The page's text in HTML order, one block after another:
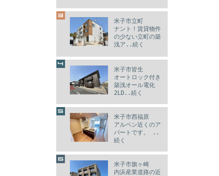
米子市立町
ナント！賃貸物件
の少ない立町の築
浅ア..続く
米子市皆生
オートロック付き
築浅オール電化
2LD..続く
米子市西福原
アルペン近くのア
パートです。 ..
続く
米子市旗ヶ崎
内浜産業道路の近